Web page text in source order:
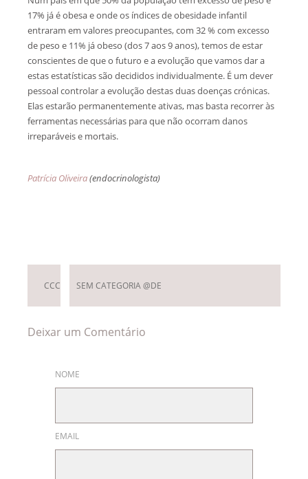
17% já é obesa e onde os índices de obesidade infantil
entraram em valores preocupantes, com 32 % com excesso
de peso e 11% já obeso (dos 7 aos 9 anos), temos de estar
conscientes de que o futuro e a evolução que vamos dar a
estas estatísticas são decididos individualmente. É um dever
pessoal controlar a evolução destas duas doenças crónicas.
Elas estarão permanentemente ativas, mas basta recorrer às
ferramentas necessárias para que não ocorram danos
irreparáveis e mortais.
Patrícia Oliveira(endocrinologista)
CCC SEM CATEGORIA @DE
Deixar um Comentário
NOME
EMAIL